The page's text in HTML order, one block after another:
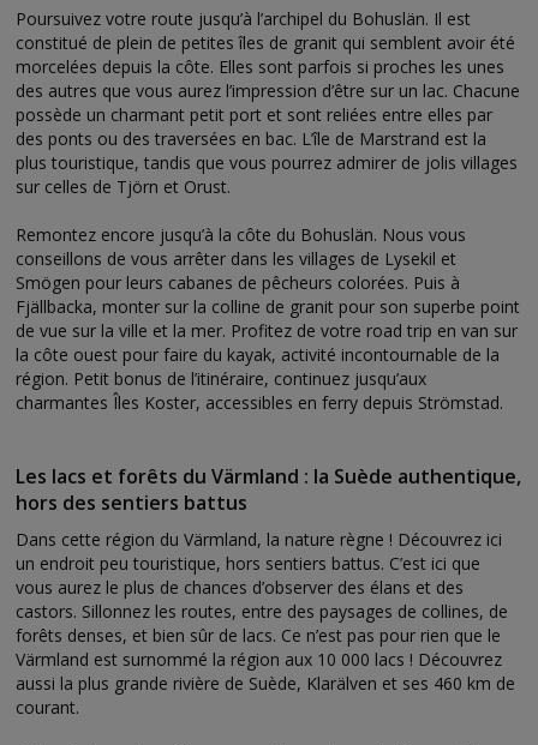
Poursuivez votre route jusqu’à l’archipel du Bohuslän. Il est
constitué de plein de petites îles de granit qui semblent avoir été
morcelées depuis la côte. Elles sont parfois si proches les unes
des autres que vous aurez l’impression d’être sur un lac. Chacune
possède un charmant petit port et sont reliées entre elles par
des ponts ou des traversées en bac. L’île de Marstrand est la
plus touristique, tandis que vous pourrez admirer de jolis villages
sur celles de Tjörn et Orust.
Remontez encore jusqu’à la côte du Bohuslän. Nous vous
conseillons de vous arrêter dans les villages de Lysekil et
Smögen pour leurs cabanes de pêcheurs colorées. Puis à
Fjällbacka, monter sur la colline de granit pour son superbe point
de vue sur la ville et la mer. Profitez de votre road trip en van sur
la côte ouest pour faire du kayak, activité incontournable de la
région. Petit bonus de l’itinéraire, continuez jusqu’aux
charmantes Îles Koster, accessibles en ferry depuis Strömstad.
Les lacs et forêts du Värmland : la Suède authentique,
hors des sentiers battus
Dans cette région du Värmland, la nature règne ! Découvrez ici
un endroit peu touristique, hors sentiers battus. C’est ici que
vous aurez le plus de chances d’observer des élans et des
castors. Sillonnez les routes, entre des paysages de collines, de
forêts denses, et bien sûr de lacs. Ce n’est pas pour rien que le
Värmland est surnommé la région aux 10 000 lacs ! Découvrez
aussi la plus grande rivière de Suède, Klarälven et ses 460 km de
courant.